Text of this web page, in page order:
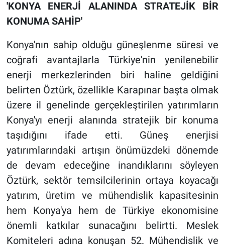
'KONYA ENERJİ ALANINDA STRATEJİK BİR
KONUMA SAHİP'
Konya'nın sahip olduğu güneşlenme süresi ve
coğrafi avantajlarla Türkiye'nin yenilenebilir
enerji merkezlerinden biri haline geldiğini
belirten Öztürk, özellikle Karapınar başta olmak
üzere il genelinde gerçekleştirilen yatırımların
Konya'yı enerji alanında stratejik bir konuma
taşıdığını ifade etti. Güneş enerjisi
yatırımlarındaki artışın önümüzdeki dönemde
de devam edeceğine inandıklarını söyleyen
Öztürk, sektör temsilcilerinin ortaya koyacağı
yatırım, üretim ve mühendislik kapasitesinin
hem Konya'ya hem de Türkiye ekonomisine
önemli katkılar sunacağını belirtti. Meslek
Komiteleri adına konuşan 52. Mühendislik ve